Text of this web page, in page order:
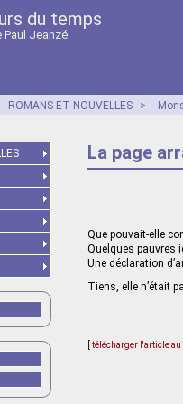
du temps
Paul Jeanzé
ROMANS ET NOUVELLES >
La page
Que pouvait-elle
Quelques pauvres
Une déclaration
Tiens, elle n’était
télécharger l'article au